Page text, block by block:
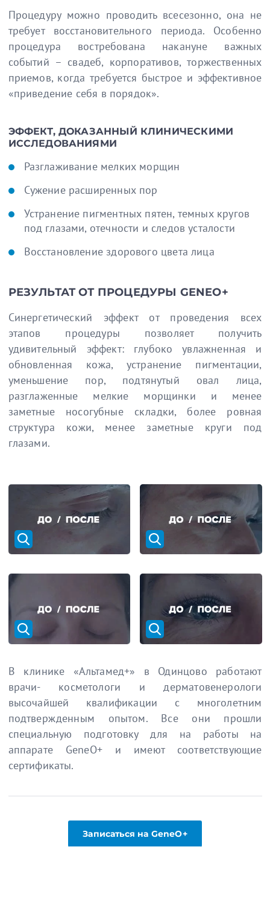
Процедуру можно проводить всесезонно, она не
требует восстановительного периода. Особенно
процедура востребована накануне важных
событий – свадеб, корпоративов, торжественных
приемов, когда требуется быстрое и эффективное
«приведение себя в порядок».
ЭФФЕКТ, ДОКАЗАННЫЙ КЛИНИЧЕСКИМИ
ИССЛЕДОВАНИЯМИ
Разглаживание мелких морщин
Сужение расширенных пор
Устранение пигментных пятен, темных кругов
под глазами, отечности и следов усталости
Восстановление здорового цвета лица
РЕЗУЛЬТАТ ОТ ПРОЦЕДУРЫ GENEO+
Синергетический эффект от проведения всех
этапов процедуры позволяет получить
удивительный эффект: глубоко увлажненная и
обновленная кожа, устранение пигментации,
уменьшение пор, подтянутый овал лица,
разглаженные мелкие морщинки и менее
заметные носогубные складки, более ровная
структура кожи, менее заметные круги под
глазами.
В клинике «Альтамед+» в Одинцово работают
врачи- косметологи и дерматовенерологи
высочайшей квалификации с многолетним
подтвержденным опытом. Все они прошли
специальную подготовку для на работы на
аппарате GeneO+ и имеют соответствующие
сертификаты.
Записаться на GeneO+